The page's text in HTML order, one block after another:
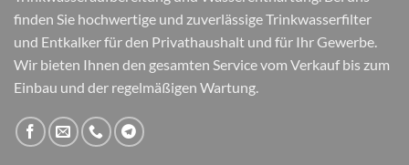
finden Sie hochwertige und zuverlässige Trinkwasserfilter
und Entkalker für den Privathaushalt und für Ihr Gewerbe.
Wir bieten Ihnen den gesamten Service vom Verkauf bis zum
Einbau und der regelmäßigen Wartung.